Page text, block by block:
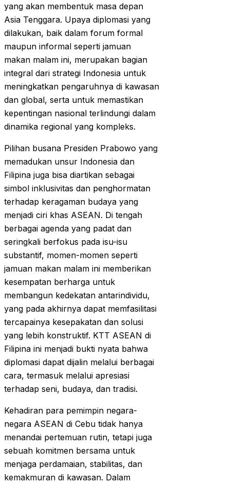
yang akan membentuk masa depan
Asia Tenggara. Upaya diplomasi yang
dilakukan, baik dalam forum formal
maupun informal seperti jamuan
makan malam ini, merupakan bagian
integral dari strategi Indonesia untuk
meningkatkan pengaruhnya di kawasan
dan global, serta untuk memastikan
kepentingan nasional terlindungi dalam
dinamika regional yang kompleks.
Pilihan busana Presiden Prabowo yang
memadukan unsur Indonesia dan
Filipina juga bisa diartikan sebagai
simbol inklusivitas dan penghormatan
terhadap keragaman budaya yang
menjadi ciri khas ASEAN. Di tengah
berbagai agenda yang padat dan
seringkali berfokus pada isu-isu
substantif, momen-momen seperti
jamuan makan malam ini memberikan
kesempatan berharga untuk
membangun kedekatan antarindividu,
yang pada akhirnya dapat memfasilitasi
tercapainya kesepakatan dan solusi
yang lebih konstruktif. KTT ASEAN di
Filipina ini menjadi bukti nyata bahwa
diplomasi dapat dijalin melalui berbagai
cara, termasuk melalui apresiasi
terhadap seni, budaya, dan tradisi.
Kehadiran para pemimpin negara-
negara ASEAN di Cebu tidak hanya
menandai pertemuan rutin, tetapi juga
sebuah komitmen bersama untuk
menjaga perdamaian, stabilitas, dan
kemakmuran di kawasan. Dalam